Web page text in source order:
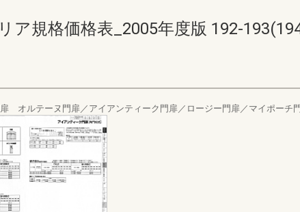
ア規格価格表_2005年度版 192-
オルテーヌ門扉／アイアンティーク門扉／ロージー門扉／マイポーチ